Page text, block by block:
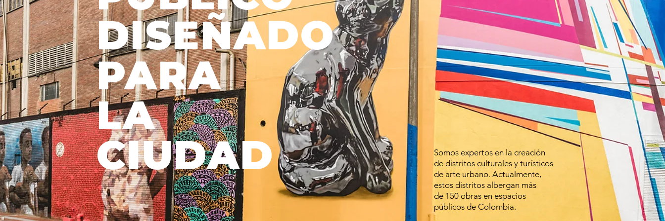
DISEÑADO
PARA
LA
CIUDAD
Somos expertos en la creación
de distritos culturales y turísticos
de arte urbano. Actualmente,
estos distritos albergan más
de 150 obras en espacios
públicos de Colombia.